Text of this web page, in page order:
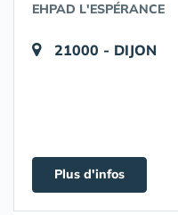
EHPAD L'ESPÉRANCE
21000 - DIJON
Plus d'infos